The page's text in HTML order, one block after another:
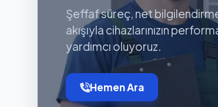
Şeffaf süreç, net
akışıyla cihazlarınızın
yardımcı oluyoruz.
Hemen Ara